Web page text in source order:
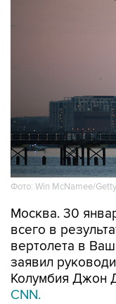
Фото: Win McNamee/
Москва. 30
всего в
вертолета в
заявил
Колумбия Джон
CNN.